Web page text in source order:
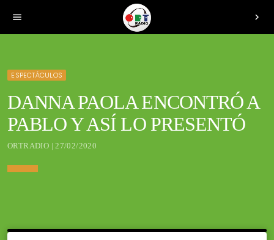
menu chevron_right
ESPECTÁCULOS
DANNA PAOLA ENCONTRÓ A
PABLO Y ASÍ LO PRESENTÓ
ORTRADIO | 27/02/2020